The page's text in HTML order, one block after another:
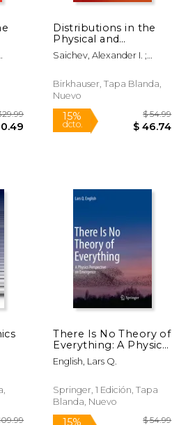
Distributions in the
Physical and
Engineering Sciences,
Volume 1:
Fractal Calculus,
Integral Transforms
Inglés)
Saichev, Alexander I. ;
Birkhauser, Tapa Blanda,
Nuevo
15%
dcto. $
There Is No Theory of
Everything: A Physics
Perspective on
Emergence (en
English, Lars Q.
Springer, 1 Edición, Tapa
Blanda, Nuevo